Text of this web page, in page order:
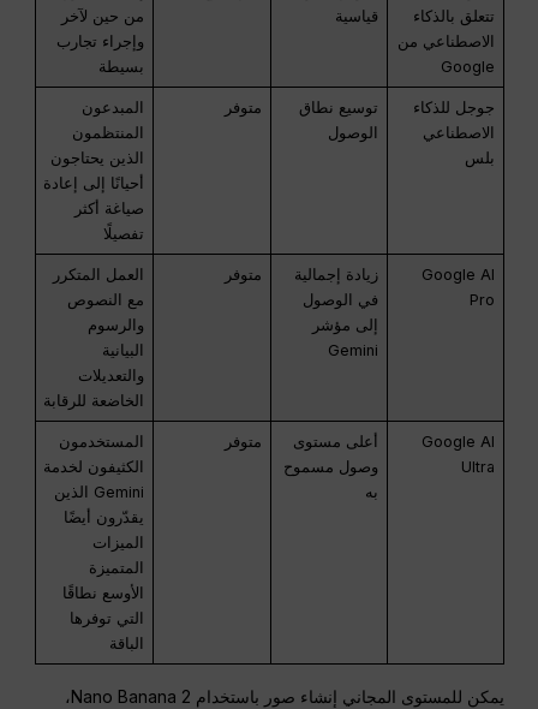
تتعلق بالذكاء
الاصطناعي من
Google
قياسية
من حين لآخر
وإجراء تجارب
بسيطة
جوجل للذكاء
الاصطناعي
بلس
توسيع نطاق
الوصول
متوفر
المبدعون
المنتظمون
الذين يحتاجون
أحيانًا إلى إعادة
صياغة أكثر
تفصيلًا
Google AI
Pro
زيادة إجمالية
في الوصول
إلى مؤشر
Gemini
متوفر
العمل المتكرر
مع النصوص
والرسوم
البيانية
والتعديلات
الخاضعة للرقابة
Google AI
Ultra
أعلى مستوى
وصول مسموح
به
متوفر
المستخدمون
الكثيفون لخدمة
Gemini الذين
يقدّرون أيضًا
الميزات
المتميزة
الأوسع نطاقًا
التي توفرها
الباقة
يمكن للمستوى المجاني إنشاء صور باستخدام Nano Banana 2،